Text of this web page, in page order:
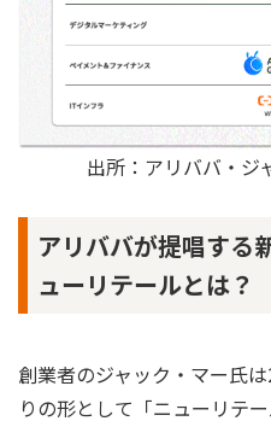
出所：アリババ・ジ
アリババが提唱する
ューリテールとは？
創業者のジャック・マー氏
りの形として「ニューリテ